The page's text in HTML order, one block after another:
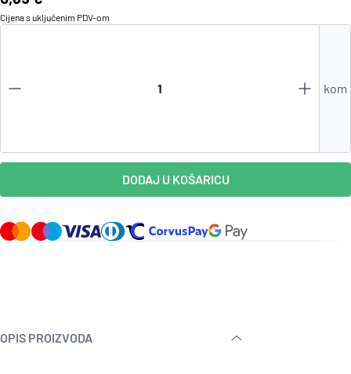
OPIS PROIZVODA
Cijena s uključenim PDV-om
kom
DODAJ U KOŠARICU